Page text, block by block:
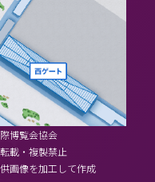
西万博イベント２か
ストファンクラブ
博覧会協会
載・複製禁止
画像を加工して作成